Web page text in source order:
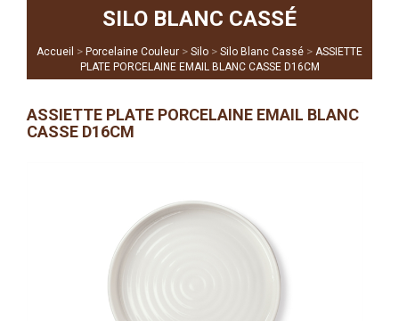
SILO BLANC CASSÉ
Accueil > Porcelaine Couleur > Silo > Silo Blanc Cassé > ASSIETTE
PLATE PORCELAINE EMAIL BLANC CASSE D16CM
ASSIETTE PLATE PORCELAINE EMAIL BLANC
CASSE D16CM